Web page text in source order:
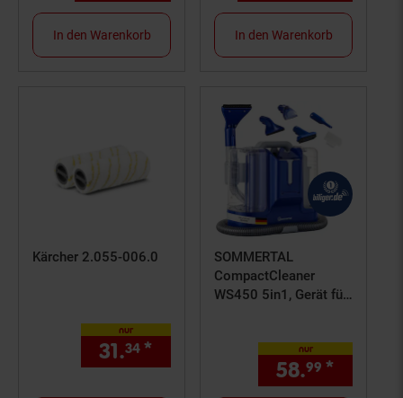
In den Warenkorb In den Warenkorb
Kärcher 2.055-006.0
nur
31.34 * € Sternchen
SOMMERTAL
CompactCleaner
WS450 5in1, Gerät für
Tiere, Flecken,
Leistungsstarker
450w Motor,
nur
58.99 *